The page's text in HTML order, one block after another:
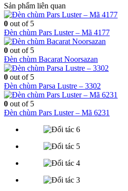
Sản phẩm liên quan
0 out of 5
Đèn chùm Pars Luster – Mã 4177
0 out of 5
Đèn chùm Bacarat Noorsazan
0 out of 5
Đèn chùm Parsa Lustre – 3302
0 out of 5
Đèn chùm Pars Luster – Mã 6231